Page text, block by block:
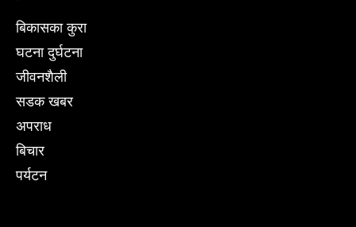
बिकासका कुरा
घटना दुर्घटना
जीवनशैली
सडक खबर
अपराध
बिचार
पर्यटन